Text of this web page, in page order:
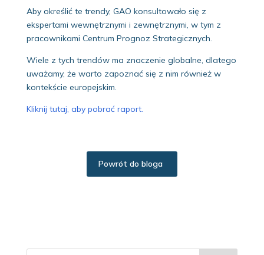
Aby określić te trendy, GAO konsultowało się z
ekspertami wewnętrznymi i zewnętrznymi, w tym z
pracownikami Centrum Prognoz Strategicznych.
Wiele z tych trendów ma znaczenie globalne, dlatego
uważamy, że warto zapoznać się z nim również w
kontekście europejskim.
Kliknij tutaj, aby pobrać raport.
Powrót do bloga